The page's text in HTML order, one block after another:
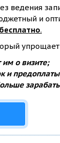
ведения
и
.
о визите;
и